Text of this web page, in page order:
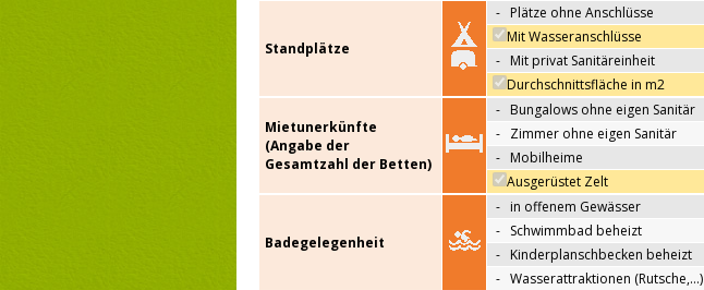
Standplätze
- Plätze ohne Anschlüsse
Mit Wasseranschlüsse
- Mit privat Sanitäreinheit
Durchschnittsfläche in m2
Mietunerkünfte
(Angabe der
Gesamtzahl der Betten)
- Bungalows ohne eigen Sanitär
- Zimmer ohne eigen Sanitär
- Mobilheime
Ausgerüstet Zelt
Badegelegenheit
- in offenem Gewässer
- Schwimmbad beheizt
- Kinderplanschbecken beheizt
- Wasserattraktionen (Rutsche,…)